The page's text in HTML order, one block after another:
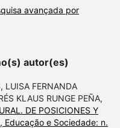
avançada por
autor(es)
LUISA FERNANDA
KLAUS RUNGE PEÑA,
DE POSICIONES Y
Educação e Sociedade: n.